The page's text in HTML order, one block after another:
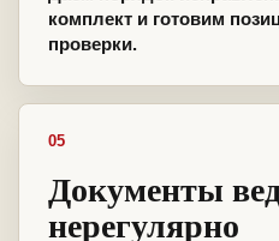
комплект и готовим
проверки.
05
Документы
нерегулярно